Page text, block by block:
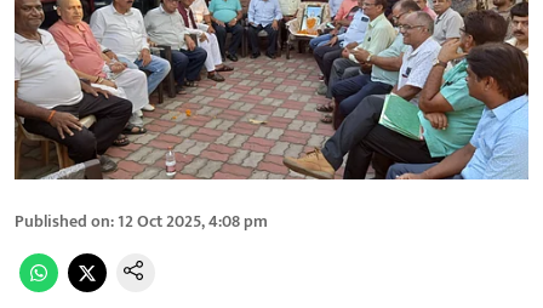
Published on:12 Oct 2025, 4:08 pm